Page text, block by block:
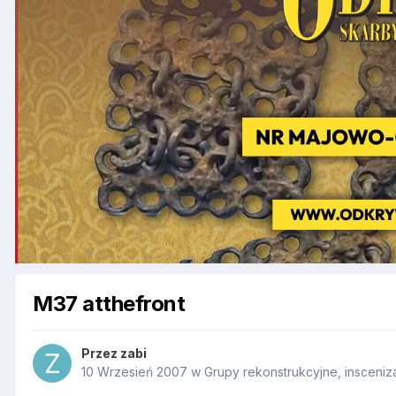
M37 atthefront
Przez zabi
10 Wrzesień 2007 w Grupy rekonstrukcyjne,